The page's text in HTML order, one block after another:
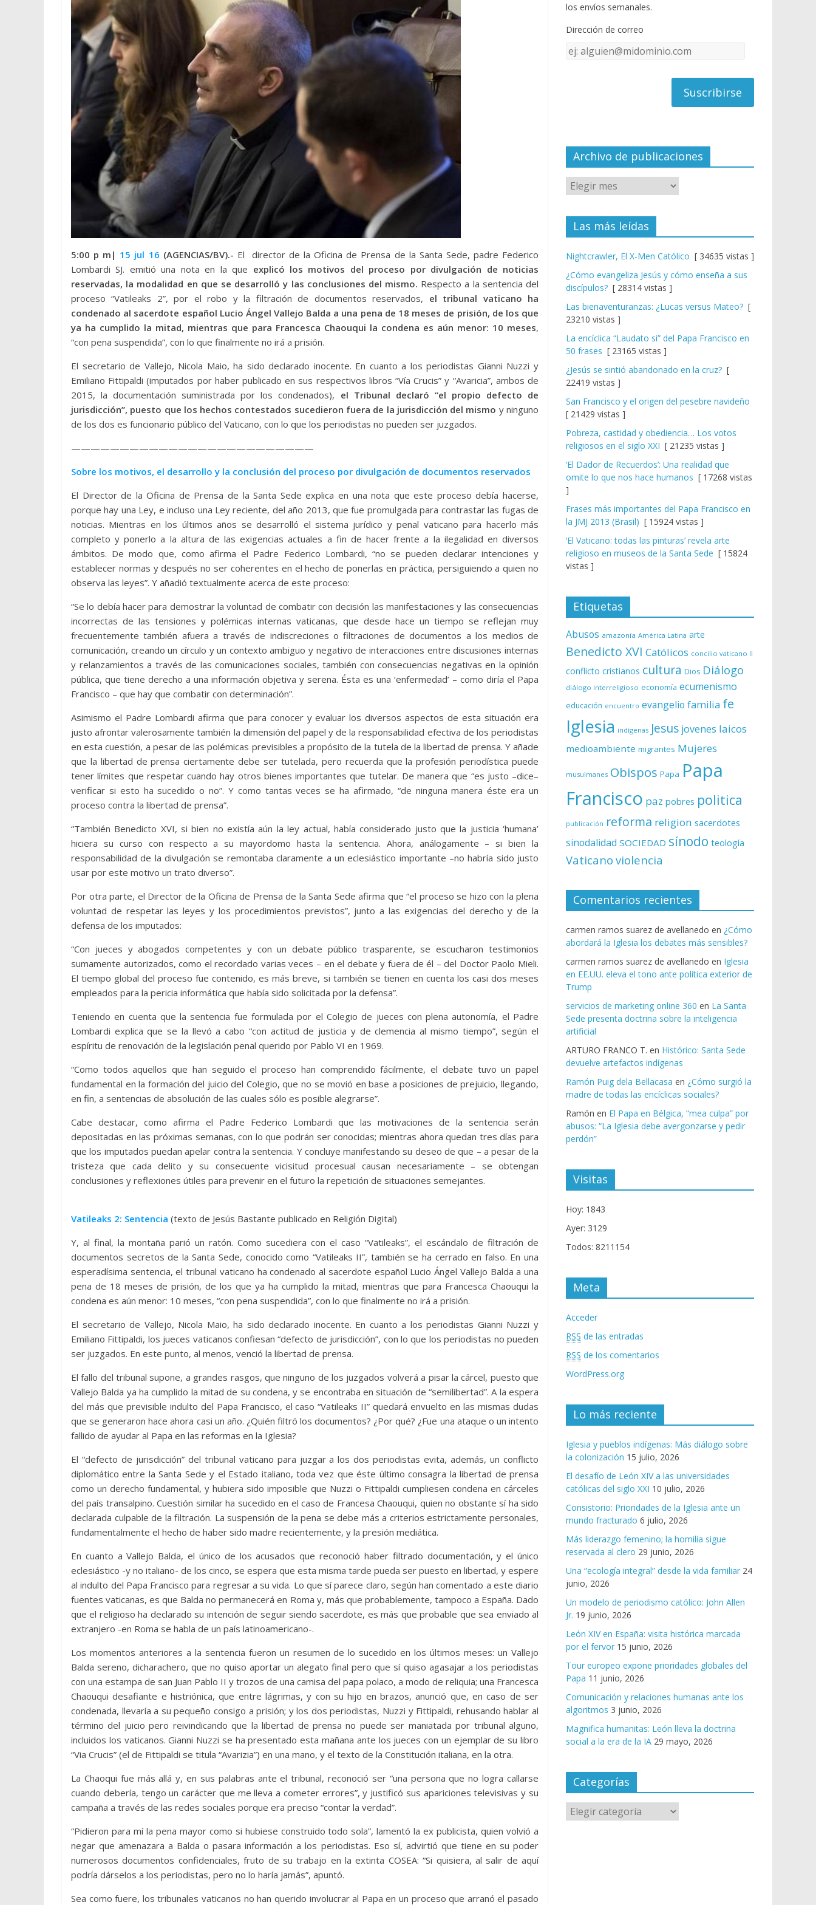
5:00 p m| 15 jul 16 (AGENCIAS/BV).- El director de la Oficina de Prensa de la Santa Sede, padre Federico
Lombardi SJ. emitió una nota en la que explicó los motivos del proceso por divulgación de noticias
reservadas, la modalidad en que se desarrolló y las conclusiones del mismo. Respecto a la sentencia del
proceso “Vatileaks 2”, por el robo y la filtración de documentos reservados, el tribunal vaticano ha
condenado al sacerdote español Lucio Ángel Vallejo Balda a una pena de 18 meses de prisión, de los que
ya ha cumplido la mitad, mientras que para Francesca Chaouqui la condena es aún menor: 10 meses,
“con pena suspendida”, con lo que finalmente no irá a prisión.
El secretario de Vallejo, Nicola Maio, ha sido declarado inocente. En cuanto a los periodistas Gianni Nuzzi y
Emiliano Fittipaldi (imputados por haber publicado en sus respectivos libros “Vía Crucis” y “Avaricia”, ambos de
2015, la documentación suministrada por los condenados), el Tribunal declaró “el propio defecto de
jurisdicción”, puesto que los hechos contestados sucedieron fuera de la jurisdicción del mismo y ninguno
de los dos es funcionario público del Vaticano, con lo que los periodistas no pueden ser juzgados.
—————————————————————————
Sobre los motivos, el desarrollo y la conclusión del proceso por divulgación de documentos reservados
El Director de la Oficina de Prensa de la Santa Sede explica en una nota que este proceso debía hacerse,
porque hay una Ley, e incluso una Ley reciente, del año 2013, que fue promulgada para contrastar las fugas de
noticias. Mientras en los últimos años se desarrolló el sistema jurídico y penal vaticano para hacerlo más
completo y ponerlo a la altura de las exigencias actuales a fin de hacer frente a la ilegalidad en diversos
ámbitos. De modo que, como afirma el Padre Federico Lombardi, “no se pueden declarar intenciones y
establecer normas y después no ser coherentes en el hecho de ponerlas en práctica, persiguiendo a quien no
observa las leyes”. Y añadió textualmente acerca de este proceso:
“Se lo debía hacer para demostrar la voluntad de combatir con decisión las manifestaciones y las consecuencias
incorrectas de las tensiones y polémicas internas vaticanas, que desde hace un tiempo se reflejan muy
frecuentemente también afuera a través de indiscreciones o filtraciones de documentos a los medios de
comunicación, creando un círculo y un contexto ambiguo y negativo de interacciones entre discusiones internas
y relanzamientos a través de las comunicaciones sociales, también con consecuencias negativas en la opinión
pública, que tiene derecho a una información objetiva y serena. Ésta es una ‘enfermedad’ – como diría el Papa
Francisco – que hay que combatir con determinación”.
Asimismo el Padre Lombardi afirma que para conocer y evaluar los diversos aspectos de esta situación era
justo afrontar valerosamente también la dimensión del papel y de la responsabilidad efectiva de los periodistas
en esta cuestión, a pesar de las polémicas previsibles a propósito de la tutela de la libertad de prensa. Y añade
que la libertad de prensa ciertamente debe ser tutelada, pero recuerda que la profesión periodística puede
tener límites que respetar cuando hay otros bienes importantes que tutelar. De manera que “es justo –dice–
verificar si esto ha sucedido o no”. Y como tantas veces se ha afirmado, “de ninguna manera éste era un
proceso contra la libertad de prensa”.
“También Benedicto XVI, si bien no existía aún la ley actual, había considerado justo que la justicia ‘humana’
hiciera su curso con respecto a su mayordomo hasta la sentencia. Ahora, análogamente – si bien la
responsabilidad de la divulgación se remontaba claramente a un eclesiástico importante –no habría sido justo
usar por este motivo un trato diverso”.
Por otra parte, el Director de la Oficina de Prensa de la Santa Sede afirma que “el proceso se hizo con la plena
voluntad de respetar las leyes y los procedimientos previstos”, junto a las exigencias del derecho y de la
defensa de los imputados:
“Con jueces y abogados competentes y con un debate público trasparente, se escucharon testimonios
sumamente autorizados, como el recordado varias veces – en el debate y fuera de él – del Doctor Paolo Mieli.
El tiempo global del proceso fue contenido, es más breve, si también se tienen en cuenta los casi dos meses
empleados para la pericia informática que había sido solicitada por la defensa”.
Teniendo en cuenta que la sentencia fue formulada por el Colegio de jueces con plena autonomía, el Padre
Lombardi explica que se la llevó a cabo “con actitud de justicia y de clemencia al mismo tiempo”, según el
espíritu de renovación de la legislación penal querido por Pablo VI en 1969.
“Como todos aquellos que han seguido el proceso han comprendido fácilmente, el debate tuvo un papel
fundamental en la formación del juicio del Colegio, que no se movió en base a posiciones de prejuicio, llegando,
en fin, a sentencias de absolución de las cuales sólo es posible alegrarse”.
Cabe destacar, como afirma el Padre Federico Lombardi que las motivaciones de la sentencia serán
depositadas en las próximas semanas, con lo que podrán ser conocidas; mientras ahora quedan tres días para
que los imputados puedan apelar contra la sentencia. Y concluye manifestando su deseo de que – a pesar de la
tristeza que cada delito y su consecuente vicisitud procesual causan necesariamente – se obtengan
conclusiones y reflexiones útiles para prevenir en el futuro la repetición de situaciones semejantes.
Vatileaks 2: Sentencia (texto de Jesús Bastante publicado en Religión Digital)
Y, al final, la montaña parió un ratón. Como sucediera con el caso “Vatileaks”, el escándalo de filtración de
documentos secretos de la Santa Sede, conocido como “Vatileaks II”, también se ha cerrado en falso. En una
esperadísima sentencia, el tribunal vaticano ha condenado al sacerdote español Lucio Ángel Vallejo Balda a una
pena de 18 meses de prisión, de los que ya ha cumplido la mitad, mientras que para Francesca Chaouqui la
condena es aún menor: 10 meses, “con pena suspendida”, con lo que finalmente no irá a prisión.
El secretario de Vallejo, Nicola Maio, ha sido declarado inocente. En cuanto a los periodistas Gianni Nuzzi y
Emiliano Fittipaldi, los jueces vaticanos confiesan “defecto de jurisdicción”, con lo que los periodistas no pueden
ser juzgados. En este punto, al menos, venció la libertad de prensa.
El fallo del tribunal supone, a grandes rasgos, que ninguno de los juzgados volverá a pisar la cárcel, puesto que
Vallejo Balda ya ha cumplido la mitad de su condena, y se encontraba en situación de “semilibertad”. A la espera
del más que previsible indulto del Papa Francisco, el caso “Vatileaks II” quedará envuelto en las mismas dudas
que se generaron hace ahora casi un año. ¿Quién filtró los documentos? ¿Por qué? ¿Fue una ataque o un intento
fallido de ayudar al Papa en las reformas en la Iglesia?
El “defecto de jurisdicción” del tribunal vaticano para juzgar a los dos periodistas evita, además, un conflicto
diplomático entre la Santa Sede y el Estado italiano, toda vez que éste último consagra la libertad de prensa
como un derecho fundamental, y hubiera sido imposible que Nuzzi o Fittipaldi cumpliesen condena en cárceles
del país transalpino. Cuestión similar ha sucedido en el caso de Francesa Chaouqui, quien no obstante sí ha sido
declarada culpable de la filtración. La suspensión de la pena se debe más a criterios estrictamente personales,
fundamentalmente el hecho de haber sido madre recientemente, y la presión mediática.
En cuanto a Vallejo Balda, el único de los acusados que reconoció haber filtrado documentación, y el único
eclesiástico -y no italiano- de los cinco, se espera que esta misma tarde pueda ser puesto en libertad, y espere
al indulto del Papa Francisco para regresar a su vida. Lo que sí parece claro, según han comentado a este diario
fuentes vaticanas, es que Balda no permanecerá en Roma y, más que probablemente, tampoco a España. Dado
que el religioso ha declarado su intención de seguir siendo sacerdote, es más que probable que sea enviado al
extranjero -en Roma se habla de un país latinoamericano-.
Los momentos anteriores a la sentencia fueron un resumen de lo sucedido en los últimos meses: un Vallejo
Balda sereno, dicharachero, que no quiso aportar un alegato final pero que sí quiso agasajar a los periodistas
con una estampa de san Juan Pablo II y trozos de una camisa del papa polaco, a modo de reliquia; una Francesca
Chaouqui desafiante e histriónica, que entre lágrimas, y con su hijo en brazos, anunció que, en caso de ser
condenada, llevaría a su pequeño consigo a prisión; y los dos periodistas, Nuzzi y Fittipaldi, rehusando hablar al
término del juicio pero reivindicando que la libertad de prensa no puede ser maniatada por tribunal alguno,
incluidos los vaticanos. Gianni Nuzzi se ha presentado esta mañana ante los jueces con un ejemplar de su libro
“Via Crucis” (el de Fittipaldi se titula “Avarizia”) en una mano, y el texto de la Constitución italiana, en la otra.
La Chaoqui fue más allá y, en sus palabras ante el tribunal, reconoció ser “una persona que no logra callarse
cuando debería, tengo un carácter que me lleva a cometer errores”, y justificó sus apariciones televisivas y su
campaña a través de las redes sociales porque era preciso “contar la verdad”.
“Pidieron para mí la pena mayor como si hubiese construido todo sola”, lamentó la ex publicista, quien volvió a
negar que amenazara a Balda o pasara información a los periodistas. Eso sí, advirtió que tiene en su poder
numerosos documentos confidenciales, fruto de su trabajo en la extinta COSEA: “Si quisiera, al salir de aquí
podría dárselos a los periodistas, pero no lo haría jamás”, apuntó.
Sea como fuere, los tribunales vaticanos no han querido involucrar al Papa en un proceso que arranó el pasado
o
k e
C
el
los envíos semanales.
Dirección de correo
Dirección
Archivo de publicaciones
Las más leídas
Nightcrawler, El X-Men Católico [ 34635 vistas ]
¿Cómo evangeliza Jesús y cómo enseña a sus
discípulos? [ 28314 vistas ]
Las bienaventuranzas: ¿Lucas versus Mateo? [
23210 vistas ]
La encíclica “Laudato si” del Papa Francisco en
50 frases [ 23165 vistas ]
¿Jesús se sintió abandonado en la cruz? [
22419 vistas ]
San Francisco y el origen del pesebre navideño
[ 21429 vistas ]
Pobreza, castidad y obediencia… Los votos
religiosos en el siglo XXI [ 21235 vistas ]
‘El Dador de Recuerdos’: Una realidad que
omite lo que nos hace humanos [ 17268 vistas
]
Frases más importantes del Papa Francisco en
la JMJ 2013 (Brasil) [ 15924 vistas ]
‘El Vaticano: todas las pinturas’ revela arte
religioso en museos de la Santa Sede [ 15824
vistas ]
Etiquetas
Abusos amazonía América Latina arte
Benedicto XVI Católicos concilio vaticano II
conflicto cristianos cultura Dios Diálogo
diálogo interreligioso economía ecumenismo
educación encuentro evangelio familia fe
Iglesia indígenas Jesus jovenes laicos
medioambiente migrantes Mujeres
musulmanes Obispos Papa Papa
Francisco paz pobres politica
publicación reforma religion sacerdotes
sinodalidad SOCIEDAD sínodo teología
Vaticano violencia
Comentarios recientes
carmen ramos suarez de avellanedo en ¿Cómo
abordará la Iglesia los debates más sensibles?
carmen ramos suarez de avellanedo en Iglesia
en EE.UU. eleva el tono ante política exterior de
Trump
servicios de marketing online 360 en La Santa
Sede presenta doctrina sobre la inteligencia
artificial
ARTURO FRANCO T. en Histórico: Santa Sede
devuelve artefactos indígenas
Ramón Puig dela Bellacasa en ¿Cómo surgió la
madre de todas las encíclicas sociales?
Ramón en El Papa en Bélgica, “mea culpa” por
abusos: “La Iglesia debe avergonzarse y pedir
perdón”
Visitas
Hoy: 1843
Ayer: 3129
Todos: 8211154
Meta
Acceder
RSS de las entradas
RSS de los comentarios
WordPress.org
Lo más reciente
Iglesia y pueblos indígenas: Más diálogo sobre
la colonización 15 julio, 2026
El desafío de León XIV a las universidades
católicas del siglo XXI 10 julio, 2026
Consistorio: Prioridades de la Iglesia ante un
mundo fracturado 6 julio, 2026
Más liderazgo femenino; la homilía sigue
reservada al clero 29 junio, 2026
Una “ecología integral” desde la vida familiar 24
junio, 2026
Un modelo de periodismo católico: John Allen
Jr. 19 junio, 2026
León XIV en España: visita histórica marcada
por el fervor 15 junio, 2026
Tour europeo expone prioridades globales del
Papa 11 junio, 2026
Comunicación y relaciones humanas ante los
algoritmos 3 junio, 2026
Magnifica humanitas: León lleva la doctrina
social a la era de la IA 29 mayo, 2026
Categorías